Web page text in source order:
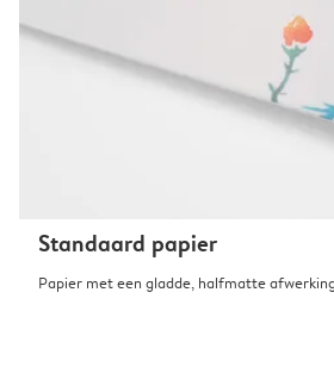
Standaard papier
Papier met een gladde, halfmatte